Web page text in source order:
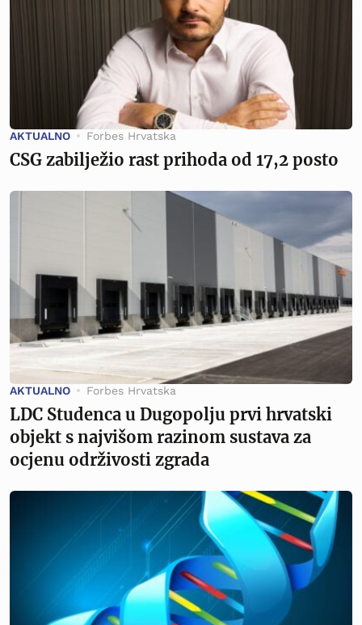
AKTUALNO Forbes Hrvatska
CSG zabilježio rast prihoda od 17,2 posto
AKTUALNO Forbes Hrvatska
LDC Studenca u Dugopolju prvi hrvatski
objekt s najvišom razinom sustava za
ocjenu održivosti zgrada